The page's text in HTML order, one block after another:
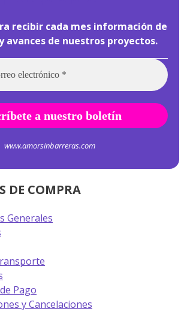
recibir cada mes información de
avances de nuestros proyectos.
www.amorsinbarreras.com
DE COMPRA
Generales
Pago
y Cancelaciones